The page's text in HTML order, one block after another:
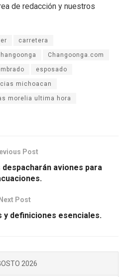
de redacción y nuestros
carretera
Changoonga.com
esposado
michoacan
morelia ultima hora
Post
aviones para
Next Post
y definiciones esenciales.
2026